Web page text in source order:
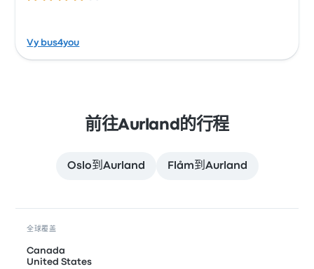
Vy bus4you
前往Aurland的行程
Oslo到Aurland Flåm到Aurland
全球覆盖
Canada
United States